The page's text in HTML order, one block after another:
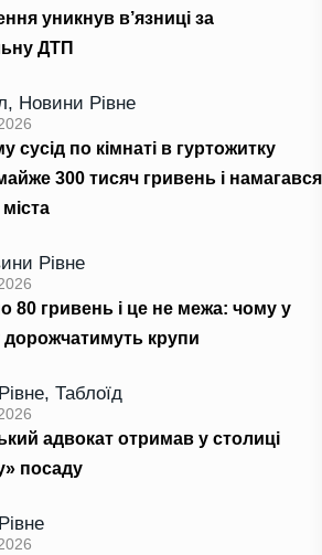
уникнув в’язниці за
ДТП
, Новини Рівне
сусід по кімнаті в гуртожитку
300 тисяч гривень і намагався
Рівне
80 гривень і це не межа: чому у
дорожчатимуть крупи
, Таблоїд
адвокат отримав у столиці
посаду